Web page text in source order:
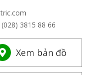
3815 88 66
Xem bản đồ